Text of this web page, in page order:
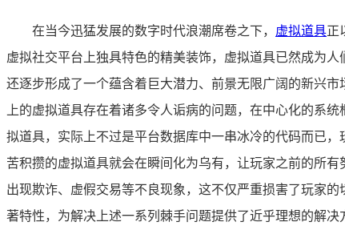
在当今迅猛发展的数字时代浪潮席卷之下， 虚拟道具正
虚拟社交平台上独具特色的精美装饰，虚拟道具已然成为
还逐步形成了一个蕴含着巨大潜力、前景无限广阔的新兴
上的虚拟道具存在着诸多令人诟病的问题，在中心化的系
拟道具，实际上不过是平台数据库中一串冰冷的代码而已
苦积攒的虚拟道具就会在瞬间化为乌有，让玩家之前的所
出现欺诈、虚假交易等不良现象，这不仅严重损害了玩家
著特性，为解决上述一系列棘手问题提供了近乎理想的解